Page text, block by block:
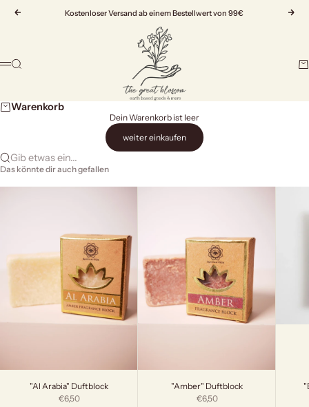
Zurück
Kostenloser Versand ab einem Bestellwert von 99€
Vor
The Great Blossom
Menü
Suche
Warenkorb
Dein Warenkorb ist leer
weiter einkaufen
Gib etwas ein...
Das könnte dir auch gefallen
"Al Arabia" Duftblock
Angebot
€6,50
"Amber" Duftblock
Angebot
€6,50